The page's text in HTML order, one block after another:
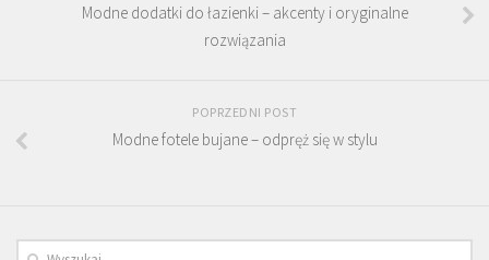
Modne dodatki do łazienki – akcenty i oryginalne
rozwiązania
POPRZEDNI POST
Modne fotele bujane – odpręż się w stylu